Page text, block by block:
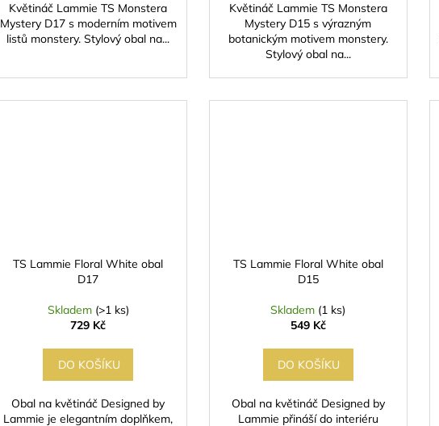
Květináč Lammie TS Monstera
Mystery D17 s moderním motivem
listů monstery. Stylový obal na...
Květináč Lammie TS Monstera
Mystery D15 s výrazným
botanickým motivem monstery.
Stylový obal na...
TS Lammie Floral White obal
D17
Skladem (>1 ks)
729 Kč
DO KOŠÍKU
Obal na květináč Designed by
Lammie je elegantním doplňkem,
TS Lammie Floral White obal
D15
Skladem (1 ks)
549 Kč
DO KOŠÍKU
Obal na květináč Designed by
Lammie přináší do interiéru